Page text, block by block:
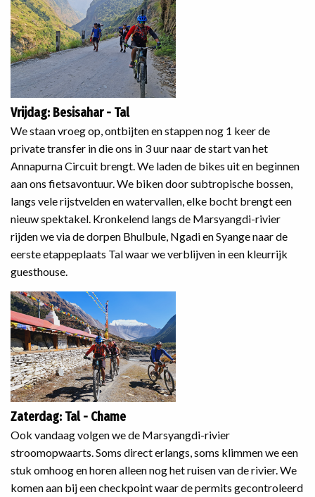
Vrijdag: Besisahar - Tal
We staan vroeg op, ontbijten en stappen nog 1 keer de
private transfer in die ons in 3 uur naar de start van het
Annapurna Circuit brengt. We laden de bikes uit en beginnen
aan ons fietsavontuur. We biken door subtropische bossen,
langs vele rijstvelden en watervallen, elke bocht brengt een
nieuw spektakel. Kronkelend langs de Marsyangdi-rivier
rijden we via de dorpen Bhulbule, Ngadi en Syange naar de
eerste etappeplaats Tal waar we verblijven in een kleurrijk
guesthouse.
Zaterdag: Tal - Chame
Ook vandaag volgen we de Marsyangdi-rivier
stroomopwaarts. Soms direct erlangs, soms klimmen we een
stuk omhoog en horen alleen nog het ruisen van de rivier. We
komen aan bij een checkpoint waar de permits gecontroleerd